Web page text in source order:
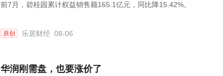
前7月，碧桂园累计权益销售额165.1亿元，同比降15.42%。
原创 乐居财经 08-06
华润刚需盘，也要涨价了